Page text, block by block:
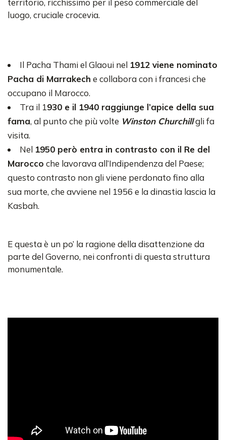
territorio, ricchissimo per il peso commerciale del
luogo, cruciale crocevia.
Il Pacha Thami el Glaoui nel 1912 viene nominato
Pacha di Marrakech e collabora con i francesi che
occupano il Marocco.
Tra il 1930 e il 1940 raggiunge l’apice della sua
fama, al punto che più volte Winston Churchillgli fa
visita.
Nel 1950 però entra in contrasto con il Re del
Marocco che lavorava all’Indipendenza del Paese;
questo contrasto non gli viene perdonato fino alla
sua morte, che avviene nel 1956 e la dinastia lascia la
Kasbah.
E questa è un po’ la ragione della disattenzione da
parte del Governo, nei confronti di questa struttura
monumentale.